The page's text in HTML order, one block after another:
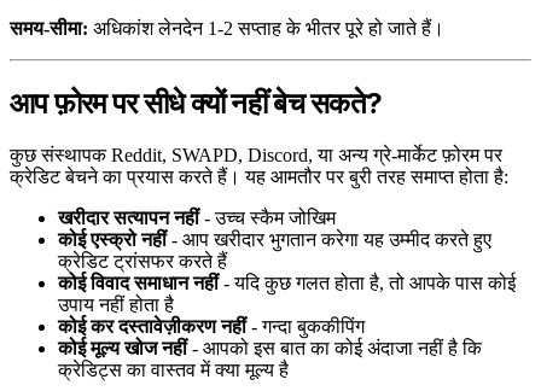
समय-सीमा: अधिकांश लेनदेन 1-2 सप्ताह के भीतर पूरे हो जाते हैं।
आप फ़ोरम पर सीधे क्यों नहीं बेच सकते?
कुछ संस्थापक Reddit, SWAPD, Discord, या अन्य ग्रे-मार्केट फ़ोरम पर
क्रेडिट बेचने का प्रयास करते हैं। यह आमतौर पर बुरी तरह समाप्त होता है:
खरीदार सत्यापन नहीं- उच्च स्कैम जोखिम
कोई एस्क्रो नहीं- आप खरीदार भुगतान करेगा यह उम्मीद करते हुए
क्रेडिट ट्रांसफर करते हैं
कोई विवाद समाधान नहीं- यदि कुछ गलत होता है, तो आपके पास कोई
उपाय नहीं होता है
कोई कर दस्तावेज़ीकरण नहीं- गन्दा बुककीपिंग
कोई मूल्य खोज नहीं- आपको इस बात का कोई अंदाजा नहीं है कि
क्रेडिट्स का वास्तव में क्या मूल्य है